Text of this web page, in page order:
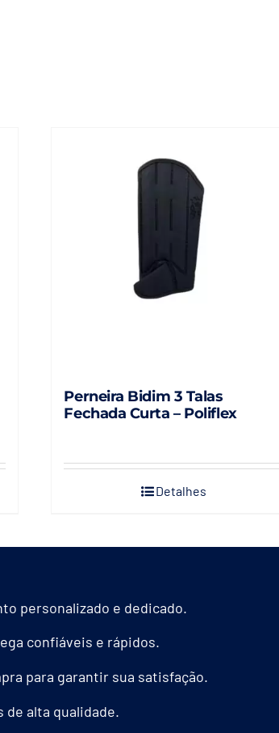
Perneira Bidim 3 Talas
Fechada Curta – Poliflex
Detalhes
personalizado e dedicado.
confiáveis e rápidos.
para garantir sua satisfação.
de alta qualidade.